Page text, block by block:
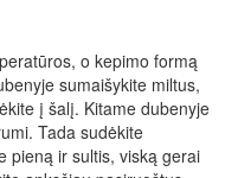
o kepimo formą
sumaišykite miltus,
į šalį. Kitame dubenyje
Tada sudėkite
pieną ir sultis, viską gerai